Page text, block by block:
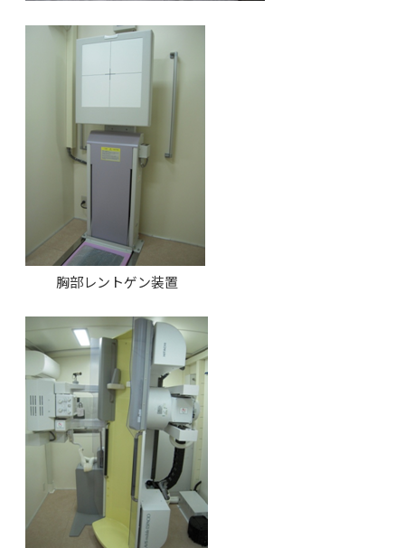
胸部レントゲン装置